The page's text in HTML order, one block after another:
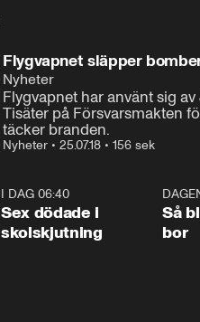
Flygvapnet släpper
Nyheter
Flygvapnet har använt sig
Tisäter på Försvarsmakten
täcker branden.
Nyheter • 25.07.18 • 156 sek
I DAG 06:40
Sex dödade i
skolskjutning
Så
bor